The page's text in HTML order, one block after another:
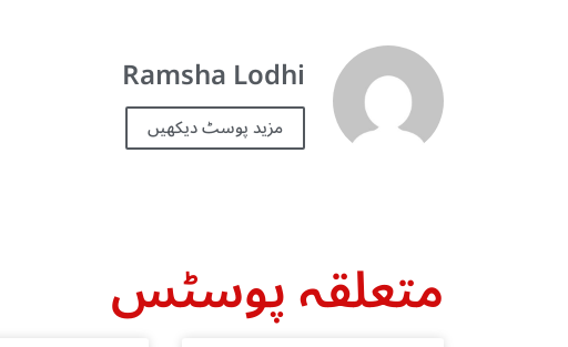
Ramsha Lodhi
مزید پوسٹ دیکھیں
متعلقہ پوسٹس